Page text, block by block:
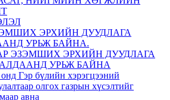
ЭРХИЙН ДУУДЛАГА
УРЬЖ БАЙНА.
ЭЗЭМШИХ ЭРХИЙН ДУУДЛАГА
УРЬЖ БАЙНА
Гэр бүлийн хэрэгцээний
олгох газрын хүсэлтийг
авна